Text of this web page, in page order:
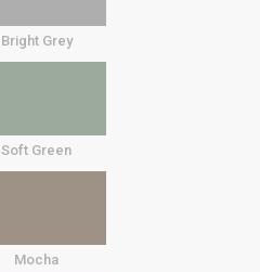
Bright Grey
Soft Green
Mocha